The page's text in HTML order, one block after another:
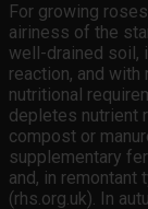
For growing
airiness of the
well-drained soil,
reaction, and
nutritional
depletes nutrient
compost or
supplementary
and, in
(rhs.org.uk). In